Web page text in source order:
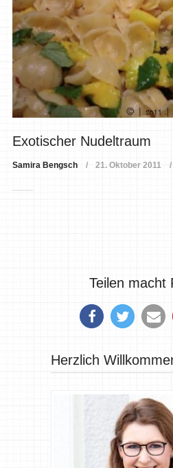
Exotischer Nudeltraum
Samira Bengsch 21. Oktober 2011
Teilen macht
Herzlich